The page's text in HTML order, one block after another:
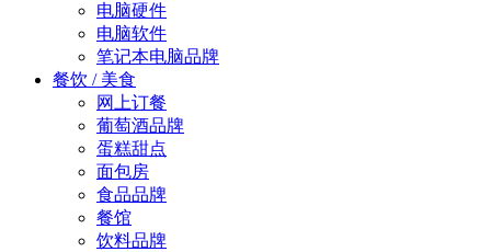
电脑硬件
电脑软件
笔记本电脑品牌
餐饮 / 美食
网上订餐
葡萄酒品牌
蛋糕甜点
面包房
食品品牌
餐馆
饮料品牌